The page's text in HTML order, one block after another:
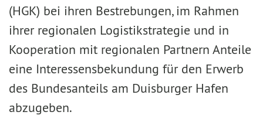
(HGK) bei ihren Bestrebungen, im Rahmen
ihrer regionalen Logistikstrategie und in
Kooperation mit regionalen Partnern Anteile
eine Interessensbekundung für den Erwerb
des Bundesanteils am Duisburger Hafen
abzugeben.